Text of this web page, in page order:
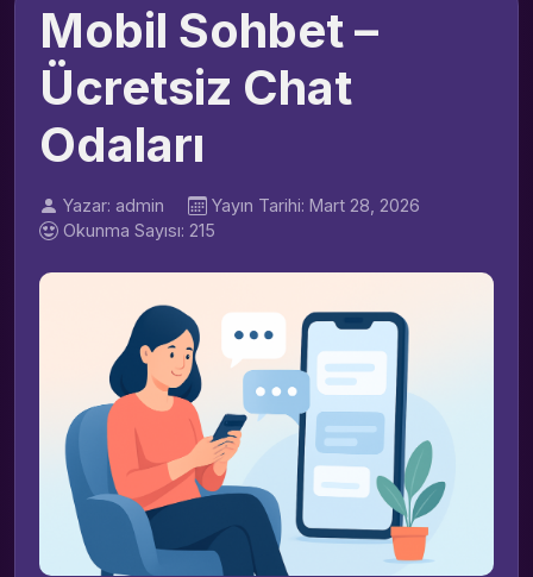
Mobil Sohbet –
Ücretsiz Chat
Odaları
Yazar: admin
Yayın Tarihi: Mart 28, 2026
Okunma Sayısı: 215